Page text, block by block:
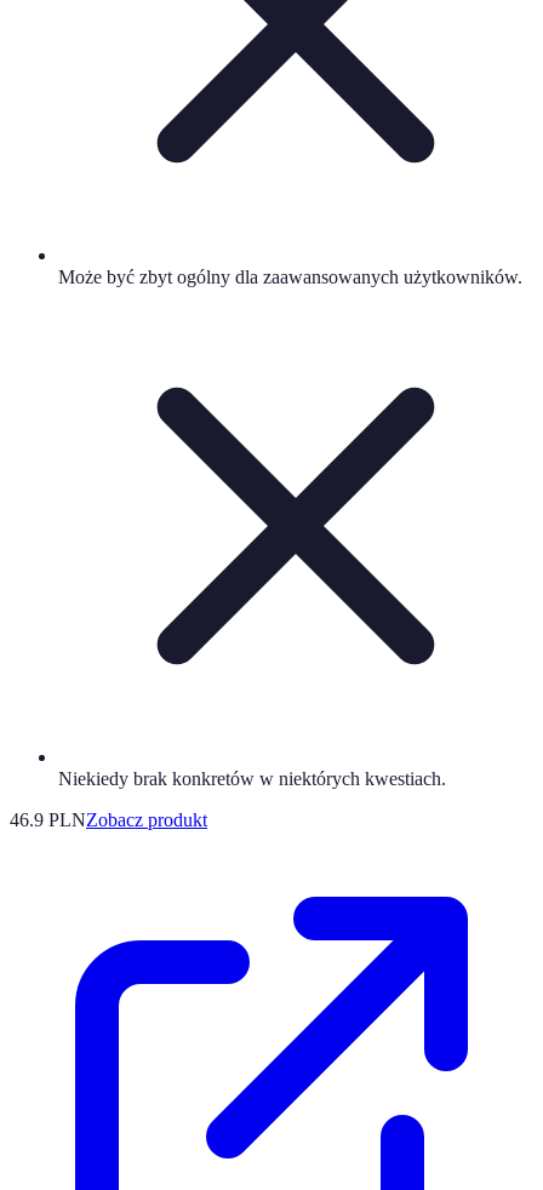
Może być zbyt ogólny dla zaawansowanych użytkowników.
Niekiedy brak konkretów w niektórych kwestiach.
46.9 PLNZobacz produkt